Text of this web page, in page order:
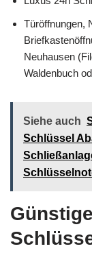
Türöffnungen,
Neuhausen
Waldenbuch
Siehe auch
Schlüssel